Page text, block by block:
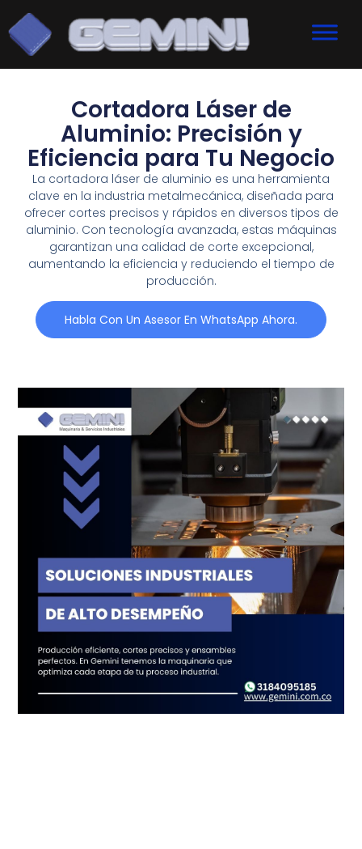
Cortadora Láser de
Aluminio: Precisión y
Eficiencia para Tu Negocio
La cortadora láser de aluminio es una herramienta
clave en la industria metalmecánica, diseñada para
ofrecer cortes precisos y rápidos en diversos tipos de
aluminio. Con tecnología avanzada, estas máquinas
garantizan una calidad de corte excepcional,
aumentando la eficiencia y reduciendo el tiempo de
producción.
Habla Con Un Asesor En WhatsApp Ahora.